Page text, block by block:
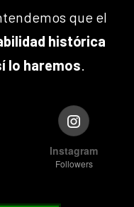
que el
histórica
lo haremos.
Instagram
Followers